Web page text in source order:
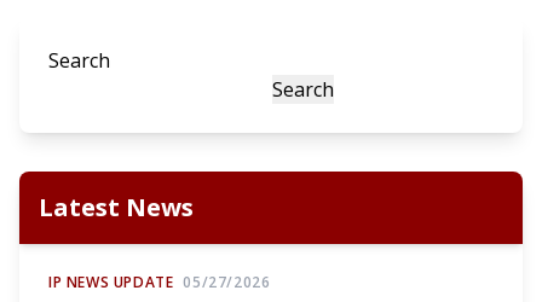
Search
Search
Latest News
IP NEWS UPDATE 05/27/2026